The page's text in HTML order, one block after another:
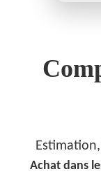
Achat dans